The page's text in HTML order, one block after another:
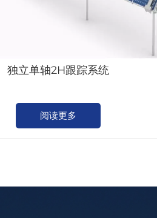
独立单轴2H跟踪系统
阅读更多